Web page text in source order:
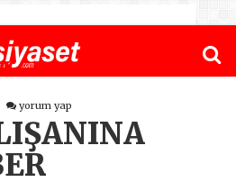
yorum yap